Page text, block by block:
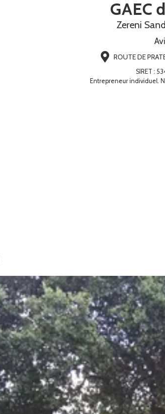
GAEC
Zereni
ROUTE DE
SIRET :
Entrepreneur individuel.